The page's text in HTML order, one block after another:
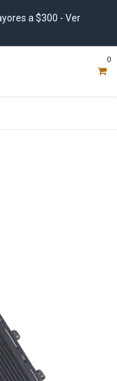
a $300 - Ver
0